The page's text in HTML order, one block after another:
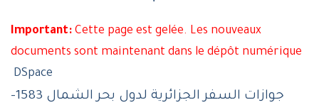
Important: Cette page est gelée. Les nouveaux
documents sont maintenant dans le dépôt numérique
DSpace
جوازات السفر الجزائرية لدول بحر الشمال 1583-